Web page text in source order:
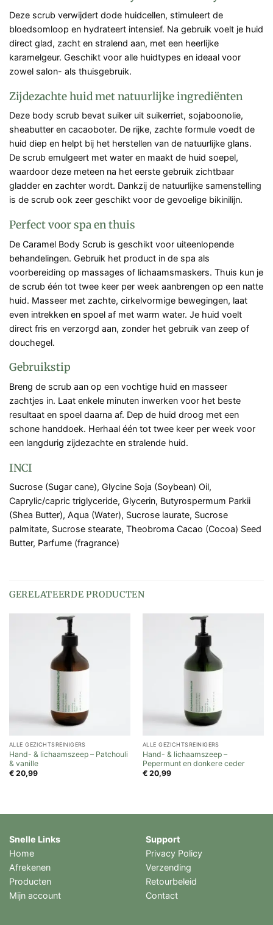
Deze scrub verwijdert dode huidcellen, stimuleert de
bloedsomloop en hydrateert intensief. Na gebruik voelt je huid
direct glad, zacht en stralend aan, met een heerlijke
karamelgeur. Geschikt voor alle huidtypes en ideaal voor
zowel salon- als thuisgebruik.
Zijdezachte huid met natuurlijke ingrediënten
Deze body scrub bevat suiker uit suikerriet, sojaboonolie,
sheabutter en cacaoboter. De rijke, zachte formule voedt de
huid diep en helpt bij het herstellen van de natuurlijke glans.
De scrub emulgeert met water en maakt de huid soepel,
waardoor deze meteen na het eerste gebruik zichtbaar
gladder en zachter wordt. Dankzij de natuurlijke samenstelling
is de scrub ook zeer geschikt voor de gevoelige bikinilijn.
Perfect voor spa en thuis
De Caramel Body Scrub is geschikt voor uiteenlopende
behandelingen. Gebruik het product in de spa als
voorbereiding op massages of lichaamsmaskers. Thuis kun je
de scrub één tot twee keer per week aanbrengen op een natte
huid. Masseer met zachte, cirkelvormige bewegingen, laat
even intrekken en spoel af met warm water. Je huid voelt
direct fris en verzorgd aan, zonder het gebruik van zeep of
douchegel.
Gebruikstip
Breng de scrub aan op een vochtige huid en masseer
zachtjes in. Laat enkele minuten inwerken voor het beste
resultaat en spoel daarna af. Dep de huid droog met een
schone handdoek. Herhaal één tot twee keer per week voor
een langdurig zijdezachte en stralende huid.
INCI
Sucrose (Sugar cane), Glycine Soja (Soybean) Oil,
Caprylic/capric triglyceride, Glycerin, Butyrospermum Parkii
(Shea Butter), Aqua (Water), Sucrose laurate, Sucrose
palmitate, Sucrose stearate, Theobroma Cacao (Cocoa) Seed
Butter, Parfume (fragrance)
GERELATEERDE PRODUCTEN
ALLE GEZICHTSREINIGERS
Hand- & lichaamszeep – Patchouli
& vanille
€20,99
ALLE GEZICHTSREINIGERS
Hand- & lichaamszeep –
Pepermunt en donkere ceder
€20,99
Snelle Links
Home
Afrekenen
Producten
Mijn account
Support
Privacy Policy
Verzending
Retourbeleid
Contact